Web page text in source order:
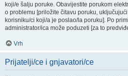
koji/e šalju poruke. Obavijestite porukom
o problemu [priložite čitavu poruku,
korisniku/ci koji/a je poslao/la poruku]. Po
administrator/ica može poduzeti [za to
Vrh
Prijatelji/ce i gnjavatori/ce